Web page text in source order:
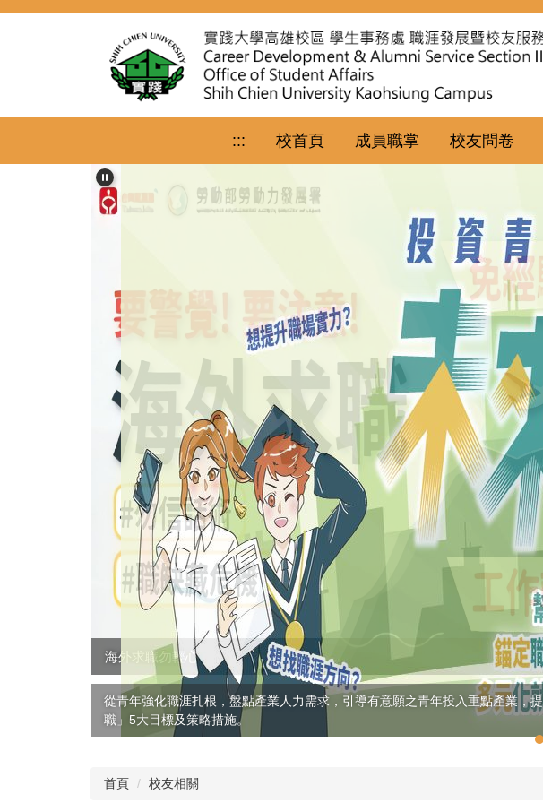
跳
::: 校首頁 成員職掌 校友問卷
從青年強化職涯扎根，盤點產業人力需求，引導有意願之青年投入重點產業，
職」5大目標及策略措施。
海外求職勿輕心
首頁 校友相關